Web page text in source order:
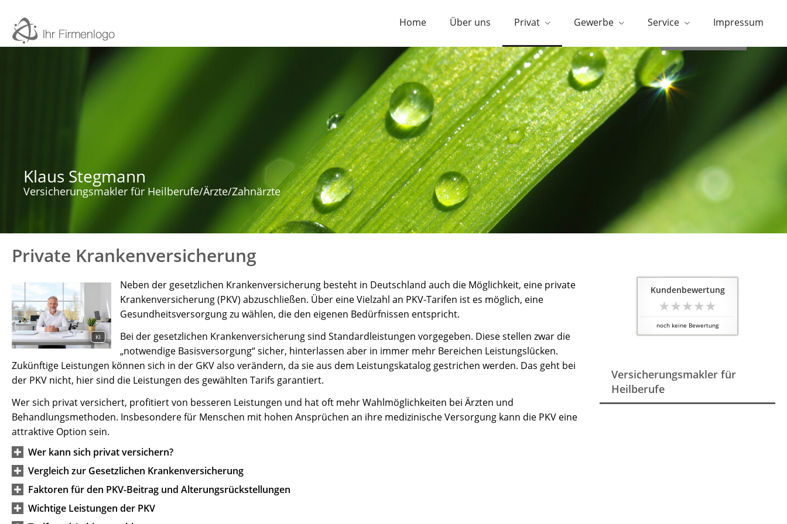
Home Über uns Privat Gewerbe Service Impressum
Klaus Stegmann
Versicherungsmakler für Heilberufe/Ärzte/Zahnärzte
Kundenbewertung
noch keine Bewertung
Versicherungsmakler für
Heilberufe
Private Krankenversicherung
KI
Neben der gesetzlichen Krankenversicherung besteht in Deutschland auch die Möglichkeit, eine private
Krankenversicherung (PKV) abzuschließen. Über eine Vielzahl an PKV-Tarifen ist es möglich, eine
Gesundheitsversorgung zu wählen, die den eigenen Bedürfnissen entspricht.
Bei der gesetzlichen Krankenversicherung sind Standardleistungen vorgegeben. Diese stellen zwar die
„notwendige Basisversorgung“ sicher, hinterlassen aber in immer mehr Bereichen Leistungslücken.
Zukünftige Leistungen können sich in der GKV also verändern, da sie aus dem Leistungskatalog gestrichen werden. Das geht bei
der PKV nicht, hier sind die Leistungen des gewählten Tarifs garantiert.
Wer sich privat versichert, profitiert von besseren Leistungen und hat oft mehr Wahlmöglichkeiten bei Ärzten und
Behandlungsmethoden. Insbesondere für Menschen mit hohen Ansprüchen an ihre medizinische Versorgung kann die PKV eine
attraktive Option sein.
Wer kann sich privat versichern?
Vergleich zur Gesetzlichen Krankenversicherung
Faktoren für den PKV-Beitrag und Alterungsrückstellungen
Wichtige Leistungen der PKV